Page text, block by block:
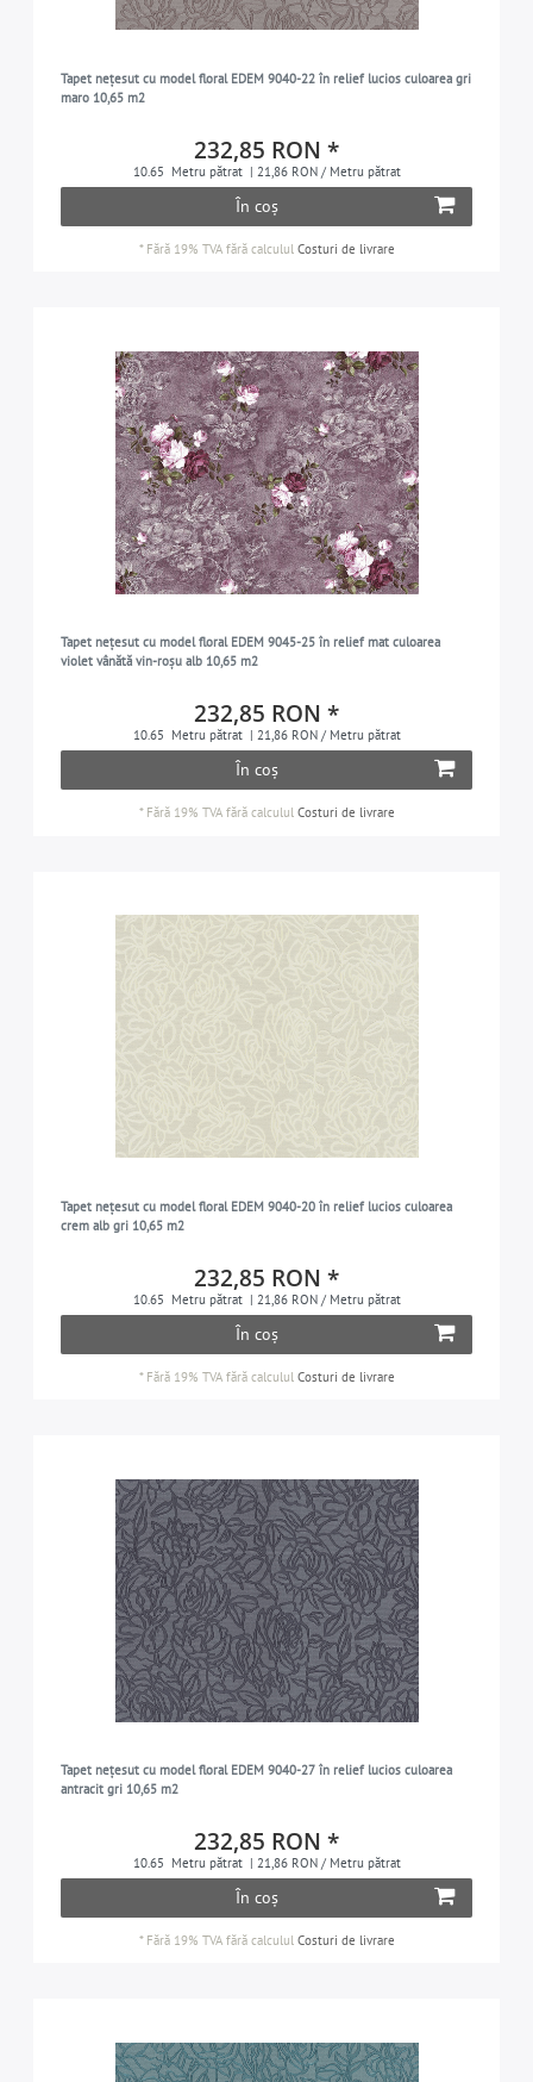
Tapet nețesut cu model floral EDEM 9040-22 în relief lucios culoarea gri
maro 10,65 m2
232,85 RON *
10.65 Metru pătrat | 21,86 RON / Metru pătrat
În coș
* Fără 19% TVAfără calculul Costuri de livrare
Tapet nețesut cu model floral EDEM 9045-25 în relief mat culoarea
violet vânătă vin-roșu alb 10,65 m2
232,85 RON *
10.65 Metru pătrat | 21,86 RON / Metru pătrat
În coș
* Fără 19% TVAfără calculul Costuri de livrare
Tapet nețesut cu model floral EDEM 9040-20 în relief lucios culoarea
crem alb gri 10,65 m2
232,85 RON *
10.65 Metru pătrat | 21,86 RON / Metru pătrat
În coș
* Fără 19% TVAfără calculul Costuri de livrare
Tapet nețesut cu model floral EDEM 9040-27 în relief lucios culoarea
antracit gri 10,65 m2
232,85 RON *
10.65 Metru pătrat | 21,86 RON / Metru pătrat
În coș
* Fără 19% TVAfără calculul Costuri de livrare